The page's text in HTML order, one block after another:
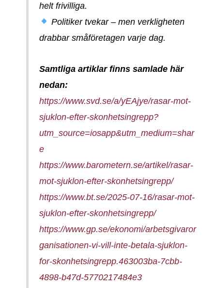
helt frivilliga.
Politiker tvekar – men verkligheten
drabbar småföretagen varje dag.
Samtliga artiklar finns samlade här
nedan:
https://www.svd.se/a/yEAjye/rasar-mot-
sjuklon-efter-skonhetsingrepp?
utm_source=iosapp&utm_medium=shar
e
https://www.barometern.se/artikel/rasar-
mot-sjuklon-efter-skonhetsingrepp/
https://www.bt.se/2025-07-16/rasar-mot-
sjuklon-efter-skonhetsingrepp/
https://www.gp.se/ekonomi/arbetsgivaror
ganisationen-vi-vill-inte-betala-sjuklon-
for-skonhetsingrepp.463003ba-7cbb-
4898-b47d-5770217484e3